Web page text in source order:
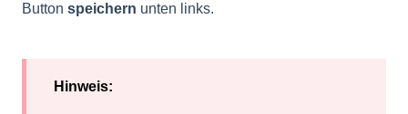
Button speichern unten links.
Hinweis: